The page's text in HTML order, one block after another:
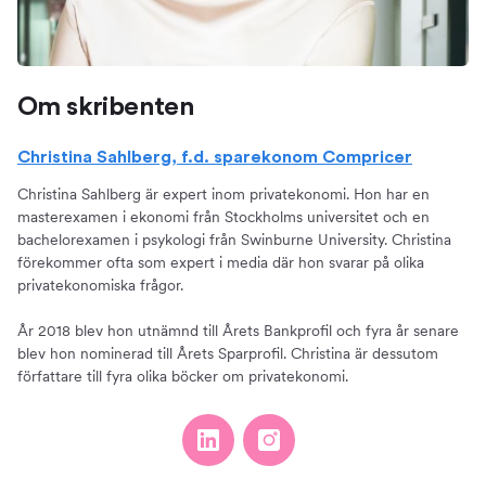
Om skribenten
Christina Sahlberg, f.d. sparekonom Compricer
Christina Sahlberg är expert inom privatekonomi. Hon har en
masterexamen i ekonomi från Stockholms universitet och en
bachelorexamen i psykologi från Swinburne University. Christina
förekommer ofta som expert i media där hon svarar på olika
privatekonomiska frågor.
År 2018 blev hon utnämnd till Årets Bankprofil och fyra år senare
blev hon nominerad till Årets Sparprofil. Christina är dessutom
författare till fyra olika böcker om privatekonomi.